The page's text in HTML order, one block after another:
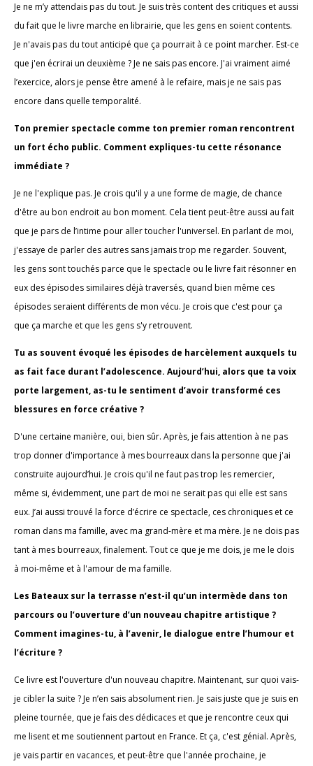
Je ne m’y attendais pas du tout. Je suis très content des critiques et aussi
du fait que le livre marche en librairie, que les gens en soient contents.
Je n'avais pas du tout anticipé que ça pourrait à ce point marcher. Est-ce
que j'en écrirai un deuxième ? Je ne sais pas encore. J'ai vraiment aimé
l’exercice, alors je pense être amené à le refaire, mais je ne sais pas
encore dans quelle temporalité.
Ton premier spectacle comme ton premier roman rencontrent
un fort écho public. Comment expliques-tu cette résonance
immédiate ?
Je ne l'explique pas. Je crois qu'il y a une forme de magie, de chance
d'être au bon endroit au bon moment. Cela tient peut-être aussi au fait
que je pars de l’intime pour aller toucher l'universel. En parlant de moi,
j'essaye de parler des autres sans jamais trop me regarder. Souvent,
les gens sont touchés parce que le spectacle ou le livre fait résonner en
eux des épisodes similaires déjà traversés, quand bien même ces
épisodes seraient différents de mon vécu. Je crois que c'est pour ça
que ça marche et que les gens s'y retrouvent.
Tu as souvent évoqué les épisodes de harcèlement auxquels tu
as fait face durant l’adolescence. Aujourd’hui, alors que ta voix
porte largement, as-tu le sentiment d’avoir transformé ces
blessures en force créative ?
D'une certaine manière, oui, bien sûr. Après, je fais attention à ne pas
trop donner d'importance à mes bourreaux dans la personne que j'ai
construite aujourd’hui. Je crois qu'il ne faut pas trop les remercier,
même si, évidemment, une part de moi ne serait pas qui elle est sans
eux. J’ai aussi trouvé la force d’écrire ce spectacle, ces chroniques et ce
roman dans ma famille, avec ma grand-mère et ma mère. Je ne dois pas
tant à mes bourreaux, finalement. Tout ce que je me dois, je me le dois
à moi-même et à l'amour de ma famille.
Les Bateaux sur la terrasse n’est-il qu’un intermède dans ton
parcours ou l’ouverture d’un nouveau chapitre artistique ?
Comment imagines-tu, à l’avenir, le dialogue entre l’humour et
l’écriture ?
Ce livre est l'ouverture d'un nouveau chapitre. Maintenant, sur quoi vais-
je cibler la suite ? Je n’en sais absolument rien. Je sais juste que je suis en
pleine tournée, que je fais des dédicaces et que je rencontre ceux qui
me lisent et me soutiennent partout en France. Et ça, c'est génial. Après,
je vais partir en vacances, et peut-être que l'année prochaine, je